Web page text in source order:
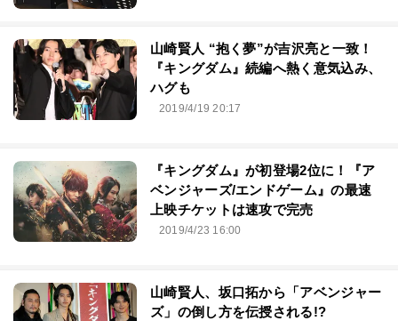
山崎賢人 “抱く夢”が吉沢亮と一致！
『キングダム』続編へ熱く意気込み、
ハグも
2019/4/19 20:17
『キングダム』が初登場2位に！『ア
ベンジャーズ/エンドゲーム』の最速
上映チケットは速攻で完売
2019/4/23 16:00
山崎賢人、坂口拓から「アベンジャー
ズ」の倒し方を伝授される!?